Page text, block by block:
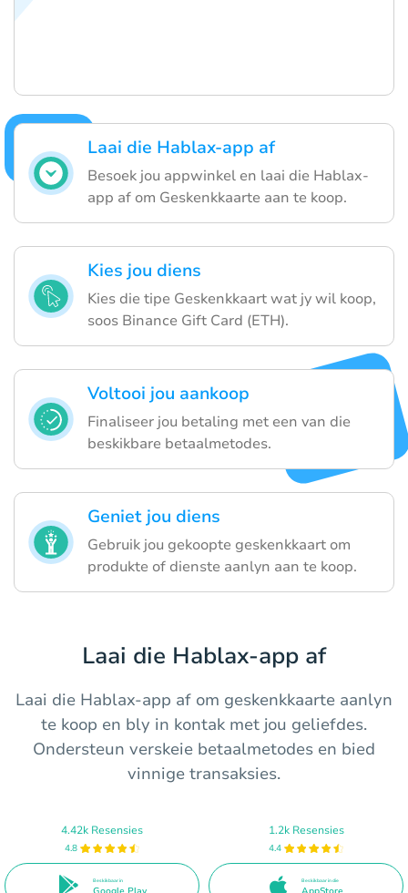
Laai die Hablax-app af
Besoek jou appwinkel en laai die Hablax-
app af om Geskenkkaarte aan te koop.
Kies jou diens
Kies die tipe Geskenkkaart wat jy wil koop,
soos Binance Gift Card (ETH).
Voltooi jou aankoop
Finaliseer jou betaling met een van die
beskikbare betaalmetodes.
Geniet jou diens
Gebruik jou gekoopte geskenkkaart om
produkte of dienste aanlyn aan te koop.
Laai die Hablax-app af
Laai die Hablax-app af om geskenkkaarte aanlyn
te koop en bly in kontak met jou geliefdes.
Ondersteun verskeie betaalmetodes en bied
vinnige transaksies.
4.42k Resensies
4.8
Beskikbaar in
1.2k Resensies
4.4
Beskikbaar in die